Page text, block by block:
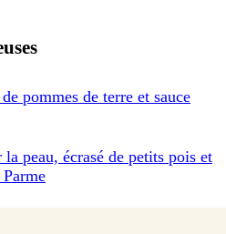
pommes de terre et sauce
peau, écrasé de petits pois et